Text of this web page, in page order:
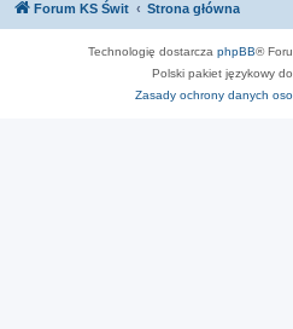
Forum KS Świt Strona główna
Technologię dostarcza phpBB®
Polski pakiet językowy
Zasady ochrony danych